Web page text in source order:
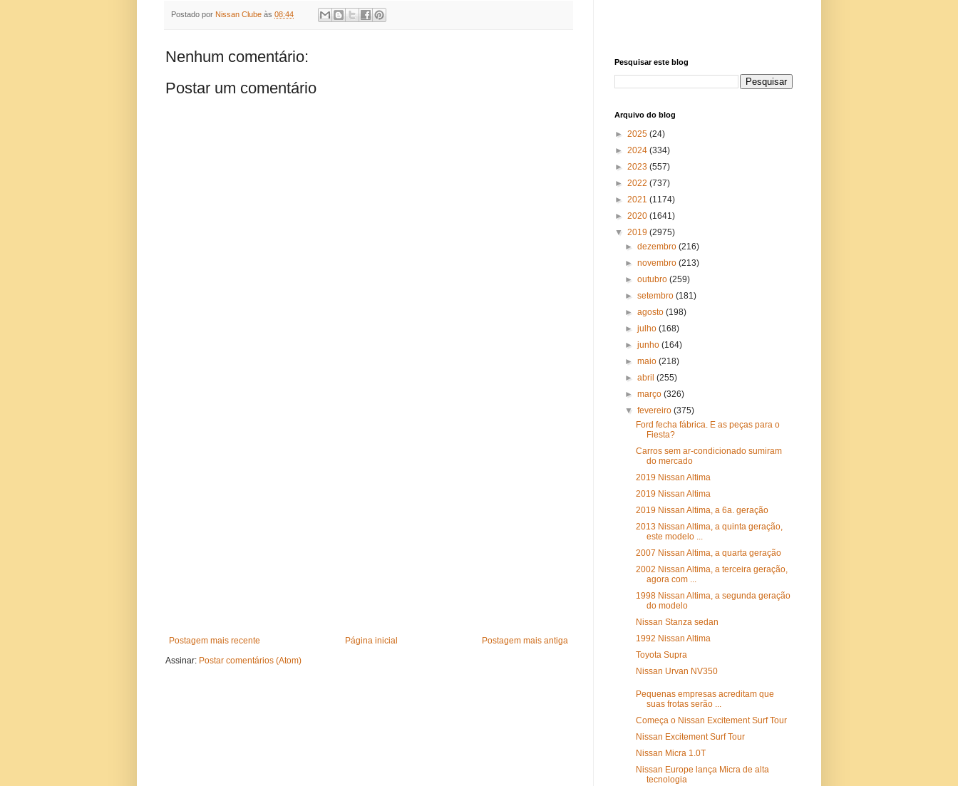
Postado por Nissan Clube às 08:44
Nenhum comentário:
Postar um comentário
Postagem mais recente Postagem mais antiga
Página inicial
Assinar: Postar comentários (Atom)
Pesquisar este blog
Arquivo do blog
► 2025 (24)
► 2024 (334)
► 2023 (557)
► 2022 (737)
► 2021 (1174)
► 2020 (1641)
▼ 2019 (2975)
►dezembro(216)
►novembro(213)
►outubro(259)
►setembro(181)
►agosto(198)
►julho(168)
►junho(164)
►maio(218)
►abril(255)
►março(326)
▼fevereiro(375)
Ford fecha fábrica. E as peças para o
Fiesta?
Carros sem ar-condicionado sumiram
do mercado
2019 Nissan Altima
2019 Nissan Altima
2019 Nissan Altima, a 6a. geração
2013 Nissan Altima, a quinta geração,
este modelo ...
2007 Nissan Altima, a quarta geração
2002 Nissan Altima, a terceira geração,
agora com ...
1998 Nissan Altima, a segunda geração
do modelo
Nissan Stanza sedan
1992 Nissan Altima
Toyota Supra
Nissan Urvan NV350
Pequenas empresas acreditam que
suas frotas serão ...
Começa o Nissan Excitement Surf Tour
Nissan Excitement Surf Tour
Nissan Micra 1.0T
Nissan Europe lança Micra de alta
tecnologia